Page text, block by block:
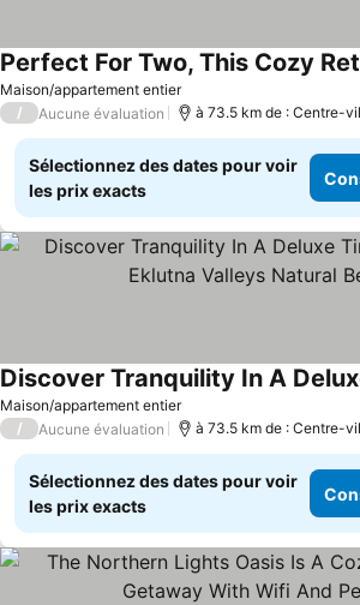
Maison/appartement entier
/ Aucune évaluation à 73.5 km de : Centre-
Sélectionnez des dates pour voir
les prix exacts
Maison/appartement entier
/ Aucune évaluation à 73.5 km de : Centre-
Sélectionnez des dates pour voir
les prix exacts